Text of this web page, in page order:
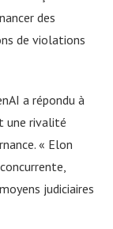
des
de violations
a répondu à
une rivalité
« Elon
judiciaires